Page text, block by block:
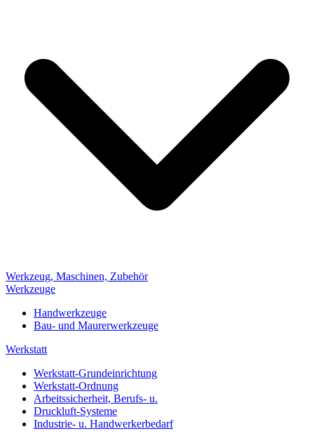
Werkzeug, Maschinen, Zubehör
Werkzeuge
Handwerkzeuge
Bau- und Maurerwerkzeuge
Werkstatt
Werkstatt-Grundeinrichtung
Werkstatt-Ordnung
Arbeitssicherheit, Berufs- u.
Druckluft-Systeme
Industrie- u. Handwerkerbedarf